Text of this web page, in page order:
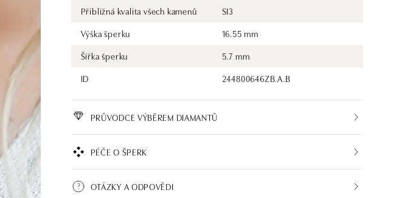
Přibližná kvalita všech kamenů
SI3
Výška šperku
16.55 mm
Šířka šperku
5.7 mm
ID
244800646ZB.A.B
PRŮVODCE VÝBĚREM DIAMANTŮ
PÉČE O ŠPERK
OTÁZKY A ODPOVĚDI